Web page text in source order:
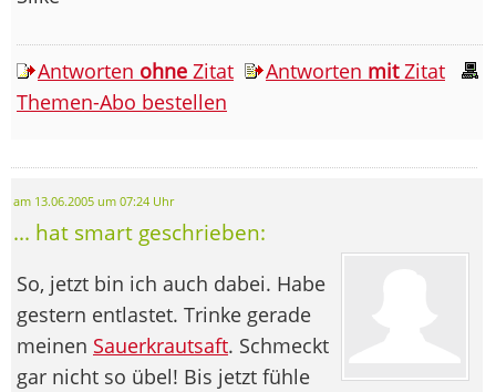
Antworten ohne Zitat Antworten mitZitat
Themen-Abo bestellen
am 13.06.2005 um 07:24 Uhr
... hat smart geschrieben:
So, jetzt bin ich auch dabei. Habe
gestern entlastet. Trinke gerade
meinen Sauerkrautsaft. Schmeckt
gar nicht so übel! Bis jetzt fühle